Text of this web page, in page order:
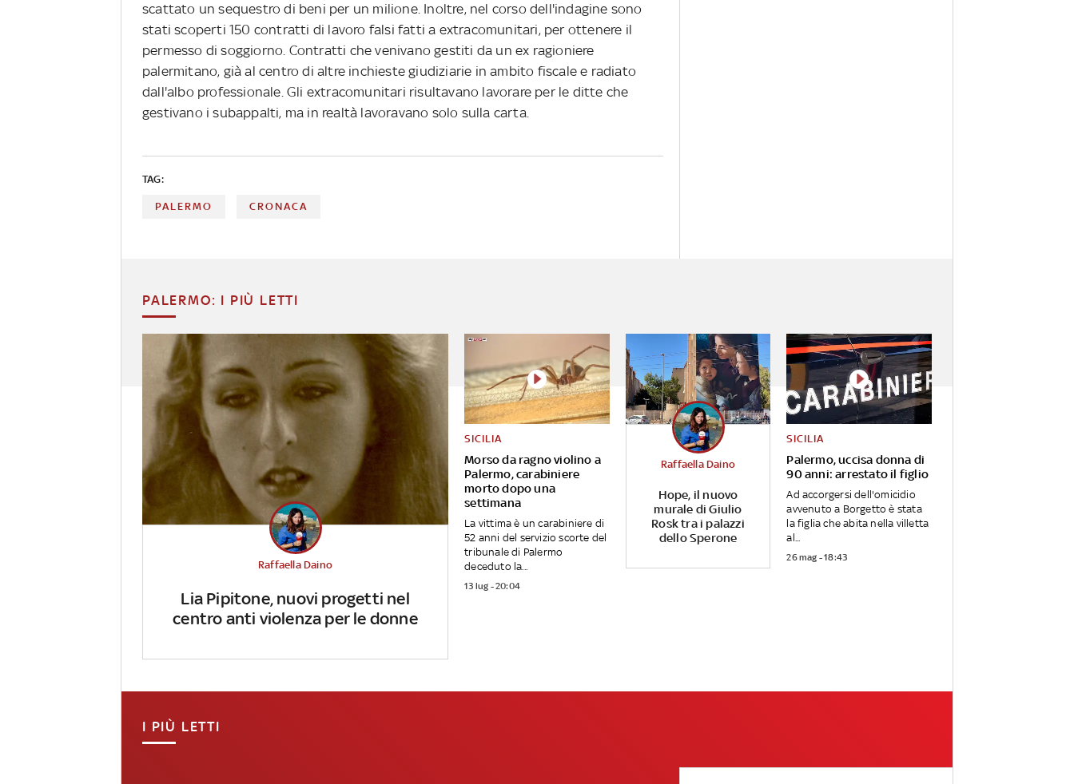
scattato un sequestro di beni per un milione. Inoltre, nel corso dell'indagine sono
stati scoperti 150 contratti di lavoro falsi fatti a extracomunitari, per ottenere il
permesso di soggiorno. Contratti che venivano gestiti da un ex ragioniere
palermitano, già al centro di altre inchieste giudiziarie in ambito fiscale e radiato
dall'albo professionale. Gli extracomunitari risultavano lavorare per le ditte che
gestivano i subappalti, ma in realtà lavoravano solo sulla carta.
TAG:
PALERMO CRONACA
PALERMO: I PIÙ LETTI
Lia Pipitone, nuovi progetti nel
centro anti violenza per le donne
Raffaella Daino
Morso da ragno violino a
Palermo, carabiniere
morto dopo una
settimana
SICILIA
La vittima è un carabiniere di
52 anni del servizio scorte del
tribunale di Palermo
deceduto la...
13 lug - 20:04
Hope, il nuovo
murale di Giulio
Rosk tra i palazzi
dello Sperone
Raffaella Daino
Palermo, uccisa donna di
90 anni: arrestato il figlio
SICILIA
Ad accorgersi dell'omicidio
avvenuto a Borgetto è stata
la figlia che abita nella villetta
al...
26 mag - 18:43
I PIÙ LETTI